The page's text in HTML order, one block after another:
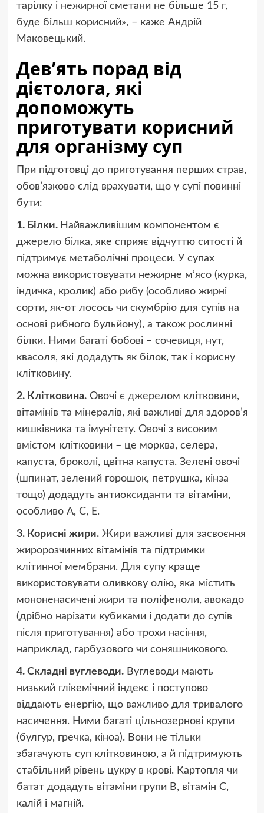
тарілку і нежирної сметани не більше 15 г,
буде більш корисний», – каже Андрій
Маковецький.
Дев’ять порад від
дієтолога, які
допоможуть
приготувати корисний
для організму суп
При підготовці до приготування перших страв,
обов’язково слід врахувати, що у супі повинні
бути:
1. Білки. Найважливішим компонентом є
джерело білка, яке сприяє відчуттю ситості й
підтримує метаболічні процеси. У супах
можна використовувати нежирне м’ясо (курка,
індичка, кролик) або рибу (особливо жирні
сорти, як-от лосось чи скумбрію для супів на
основі рибного бульйону), а також рослинні
білки. Ними багаті бобові – сочевиця, нут,
квасоля, які додадуть як білок, так і корисну
клітковину.
2. Клітковина.Овочі є джерелом клітковини,
вітамінів та мінералів, які важливі для здоров’я
кишківника та імунітету. Овочі з високим
вмістом клітковини – це морква, селера,
капуста, броколі, цвітна капуста. Зелені овочі
(шпинат, зелений горошок, петрушка, кінза
тощо) додадуть антиоксиданти та вітаміни,
особливо A, C, E.
3. Корисні жири.Жири важливі для засвоєння
жиророзчинних вітамінів та підтримки
клітинної мембрани. Для супу краще
використовувати оливкову олію, яка містить
мононенасичені жири та поліфеноли, авокадо
(дрібно нарізати кубиками і додати до супів
після приготування) або трохи насіння,
наприклад, гарбузового чи соняшникового.
4. Складні вуглеводи.Вуглеводи мають
низький глікемічний індекс і поступово
віддають енергію, що важливо для тривалого
насичення. Ними багаті цільнозернові крупи
(булгур, гречка, кіноа). Вони не тільки
збагачують суп клітковиною, а й підтримують
стабільний рівень цукру в крові. Картопля чи
батат додадуть вітаміни групи B, вітамін C,
калій і магній.